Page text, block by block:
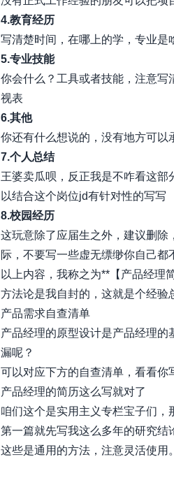
4.教育经历
写清楚时间，在哪上的学，专业
5.专业技能
你会什么？工具或者技能，注意
视表
6.其他
你还有什么想说的，没有地方可以
7.个人总结
王婆卖瓜呗，反正我是不咋看这
以结合这个岗位jd有针对性的写写
8.校园经历
这玩意除了应届生之外，建议删除
际，不要写一些虚无缥缈你自己都
以上内容，我称之为**【产品经理
方法论是我自封的，这就是个经验
产品需求自查清单
产品经理的原型设计是产品经理
漏呢？
可以对应下方的自查清单，看看你
产品经理的简历这么写就对了
咱们这个是实用主义专栏宝子们，
第一篇就先写我这么多年的研究结
这些是通用的方法，注意灵活使用。